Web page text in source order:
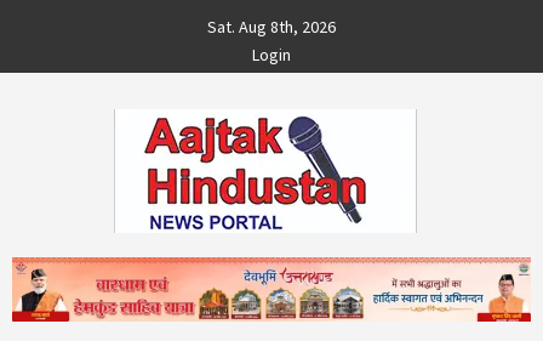
content
Sat. Aug 8th, 2026
Login